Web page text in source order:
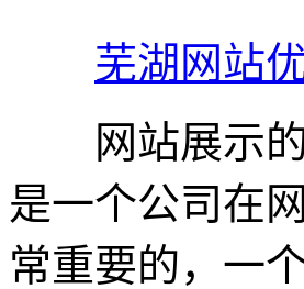
芜湖网站
网站展示的
是一个公司在
常重要的，一